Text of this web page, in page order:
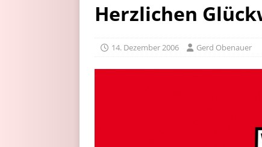
Herzlichen
14. Dezember 2006 Gerd Obenauer